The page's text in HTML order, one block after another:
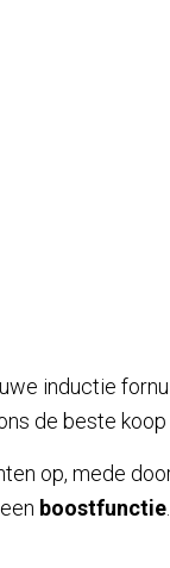
inductie
de beste
op, mede
boostfunctie